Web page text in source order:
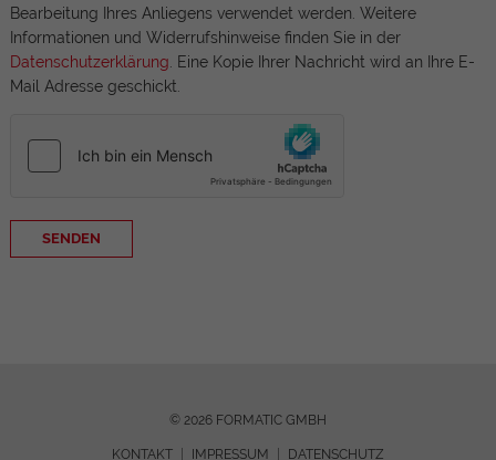
Bearbeitung Ihres Anliegens verwendet werden. Weitere
Informationen und Widerrufshinweise finden Sie in der
Datenschutzerklärung. Eine Kopie Ihrer Nachricht wird an Ihre E-
Mail Adresse geschickt.
SENDEN
© 2026 FORMATIC GMBH
KONTAKT IMPRESSUM DATENSCHUTZ